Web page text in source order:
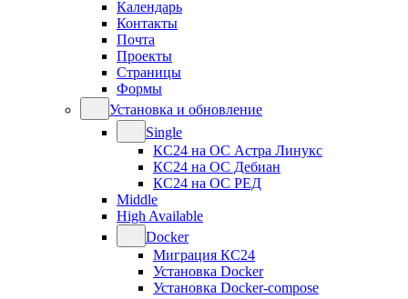
Календарь
Контакты
Почта
Проекты
Страницы
Формы
Установка и обновление
Single
КС24 на ОС Астра Линукс
КС24 на ОС Дебиан
КС24 на ОС РЕД
Middle
High Available
Docker
Миграция КС24
Установка Docker
Установка Docker-compose